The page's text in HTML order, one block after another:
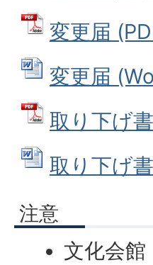
変更届
変更届
取り下げ
取り下げ
注意
文化会